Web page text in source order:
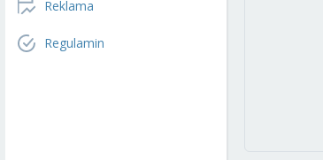
Reklama
Regulamin